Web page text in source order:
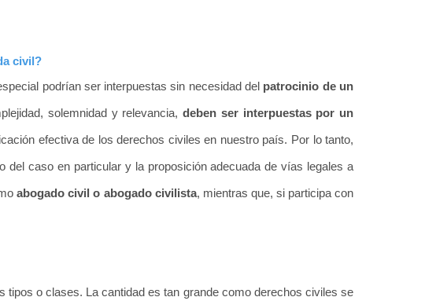
civil?
podrían ser interpuestas sin necesidad del patrocinio de un
solemnidad y relevancia,deben ser interpuestas por un
efectiva de los derechos civiles en nuestro país. Por lo tanto,
del caso en particular y la proposición adecuada de vías legales a
abogado civil o abogado civilista, mientras que, si participacon
tipos o clases. La cantidad es tan grande como derechos civiles se